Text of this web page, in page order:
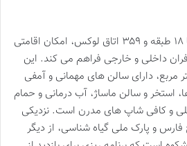
هتل پنج ستاره ایران مال، با ۱۸ طبقه و ۳۵۹ اتاق لوکس، امکان اقامتی
داخلی و خارجی فراهم می کند. این
۱۲۳ هزار متر مربع، دارای سالن های مهمانی و آمفی
استخر و سالن ماساژ، آب درمانی و حمام
و کافی شاپ های مدرن است. نزدیکی
فارس و پارک ملی گیاه شناسی، از دیگر